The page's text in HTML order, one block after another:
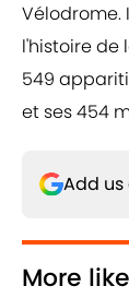
Vélodrome.
l'histoire de
549
et ses 454
Add
More